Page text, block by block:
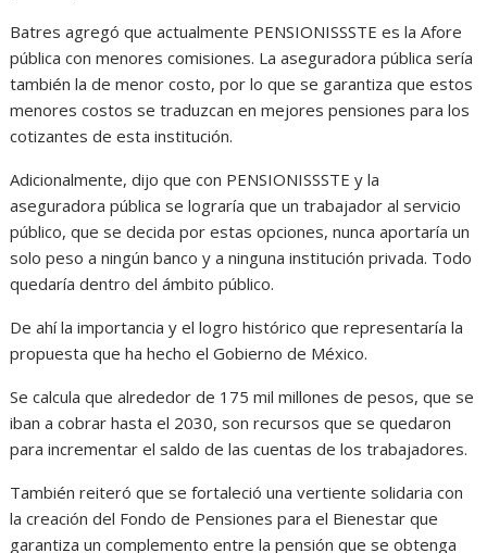
Batres agregó que actualmente PENSIONISSSTE es la Afore
pública con menores comisiones. La aseguradora pública sería
también la de menor costo, por lo que se garantiza que estos
menores costos se traduzcan en mejores pensiones para los
cotizantes de esta institución.
Adicionalmente, dijo que con PENSIONISSSTE y la
aseguradora pública se lograría que un trabajador al servicio
público, que se decida por estas opciones, nunca aportaría un
solo peso a ningún banco y a ninguna institución privada. Todo
quedaría dentro del ámbito público.
De ahí la importancia y el logro histórico que representaría la
propuesta que ha hecho el Gobierno de México.
Se calcula que alrededor de 175 mil millones de pesos, que se
iban a cobrar hasta el 2030, son recursos que se quedaron
para incrementar el saldo de las cuentas de los trabajadores.
También reiteró que se fortaleció una vertiente solidaria con
la creación del Fondo de Pensiones para el Bienestar que
garantiza un complemento entre la pensión que se obtenga